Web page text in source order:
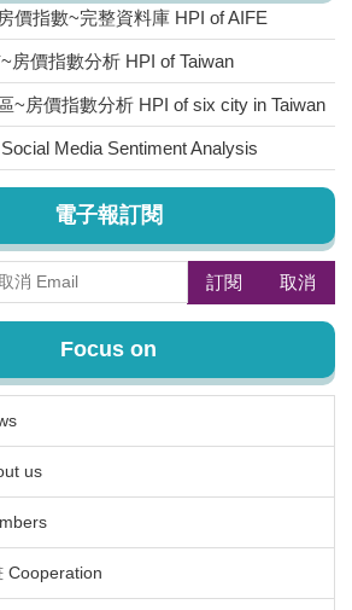
價指數~完整資料庫 HPI of AIFE
房價指數分析 HPI of Taiwan
~房價指數分析 HPI of six city in Taiwan
Media Sentiment Analysis
電子報訂閱
訂閱 取消
Focus on
us
Cooperation